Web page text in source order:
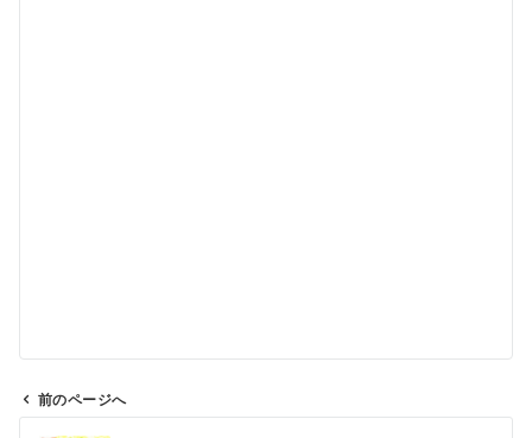
前のページへ